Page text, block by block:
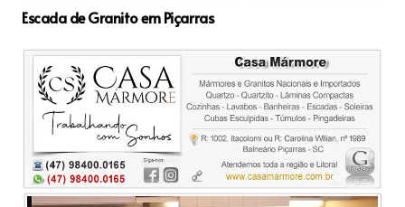
Escada de Granito em Piçarras